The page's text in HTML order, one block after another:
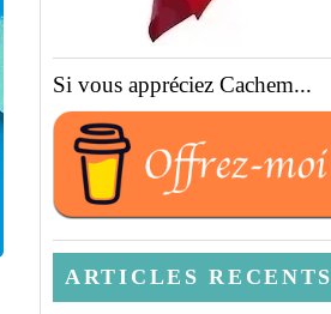
Si vous appréciez Cachem...
ARTICLES RECENTS